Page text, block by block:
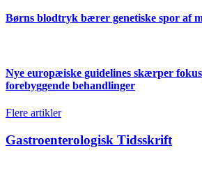
Børns blodtryk bærer genetiske spor af
Nye europæiske guidelines skærper
forebyggende behandlinger
Flere artikler
Gastroenterologisk Tidsskrift